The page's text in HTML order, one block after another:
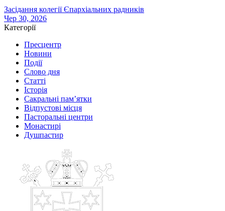
Засідання колегії Єпархіальних радників
Чер 30, 2026
Категорії
Пресцентр
Новини
Події
Слово дня
Статті
Історія
Сакральні пам’ятки
Відпустові місця
Пасторальні центри
Монастирі
Душпастир